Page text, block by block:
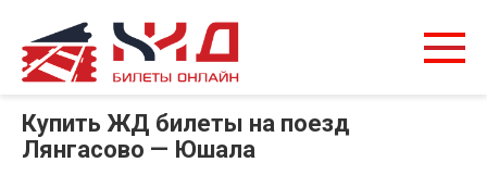
Купить ЖД билеты на поезд
Лянгасово — Юшала